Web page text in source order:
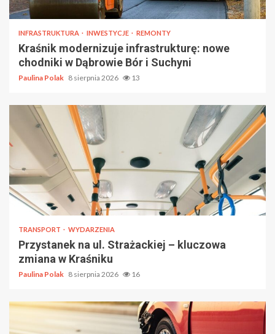
INFRASTRUKTURA INWESTYCJE REMONTY
Kraśnik modernizuje infrastrukturę: nowe
chodniki w Dąbrowie Bór i Suchyni
Paulina Polak 8 sierpnia 2026 13
TRANSPORT WYDARZENIA
Przystanek na ul. Strażackiej – kluczowa
zmiana w Kraśniku
Paulina Polak 8 sierpnia 2026 16